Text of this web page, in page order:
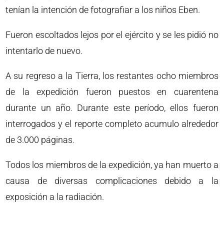
tenían la intención de fotografiar a los niños Eben.
Fueron escoltados lejos por el ejército y se les pidió no
intentarlo de nuevo.
A su regreso a la Tierra, los restantes ocho miembros
de la expedición fueron puestos en cuarentena
durante un año. Durante este período, ellos fueron
interrogados y el reporte completo acumulo alrededor
de 3.000 páginas.
Todos los miembros de la expedición, ya han muerto a
causa de diversas complicaciones debido a la
exposición a la radiación.